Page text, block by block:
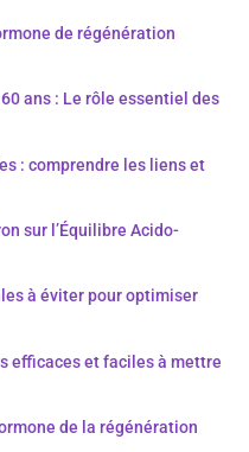
de régénération
ans : Le rôle essentiel des
: comprendre les liens et
sur l’Équilibre Acido-
à éviter pour optimiser
efficaces et faciles à mettre
de la régénération